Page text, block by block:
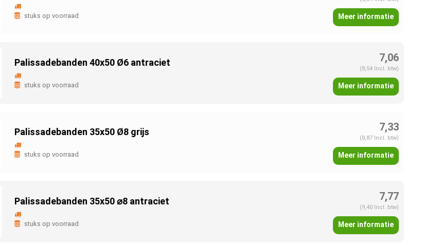
stuks op voorraad Meer informatie
Palissadebanden 40x50 Ø6 antraciet
stuks op voorraad
7,06
(8,54 Incl. btw)
Meer informatie
Palissadebanden 35x50 Ø8 grijs
stuks op voorraad
7,33
(8,87 Incl. btw)
Meer informatie
Palissadebanden 35x50 ⌀8 antraciet
stuks op voorraad
7,77
(9,40 Incl. btw)
Meer informatie